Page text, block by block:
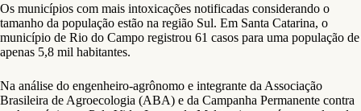
Os municípios com mais intoxicações notificadas considerando o
tamanho da população estão na região Sul. Em Santa Catarina, o
município de Rio do Campo registrou 61 casos para uma população de
apenas 5,8 mil habitantes.
Na análise do engenheiro-agrônomo e integrante da Associação
Brasileira de Agroecologia (ABA) e da Campanha Permanente contra